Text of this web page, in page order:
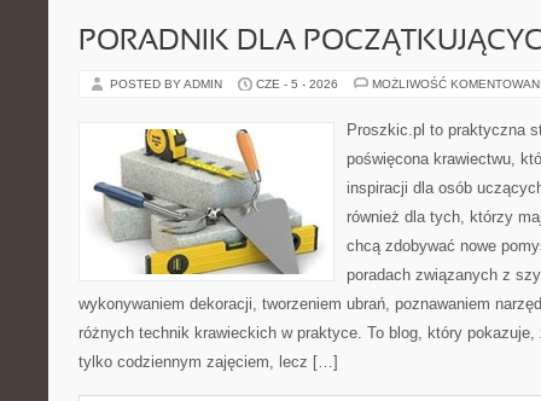
PORADNIK DLA
POSTED BY ADMIN CZE - 5 - 2026 MOŻLIWOŚĆ
Proszkic.pl to praktyczna
poświęcona krawiectwu,
inspiracji dla osób
również dla tych, którzy
chcą zdobywać nowe
poradach związanych z
wykonywaniem dekoracji, tworzeniem ubrań, poznawaniem
różnych technik krawieckich w praktyce. To blog, który
tylko codziennym zajęciem, lecz […]